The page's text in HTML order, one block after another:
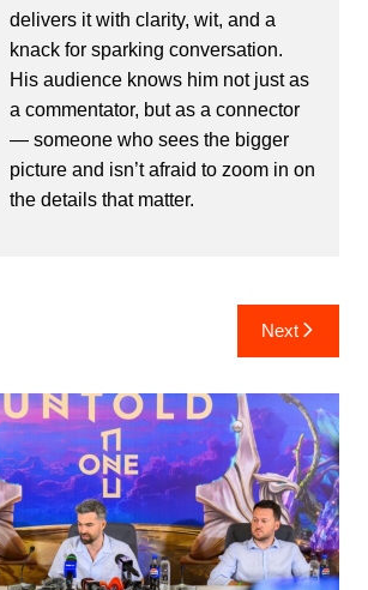
delivers it with clarity, wit, and a
knack for sparking conversation.
His audience knows him not just as
a commentator, but as a connector
— someone who sees the bigger
picture and isn’t afraid to zoom in on
the details that matter.
Next